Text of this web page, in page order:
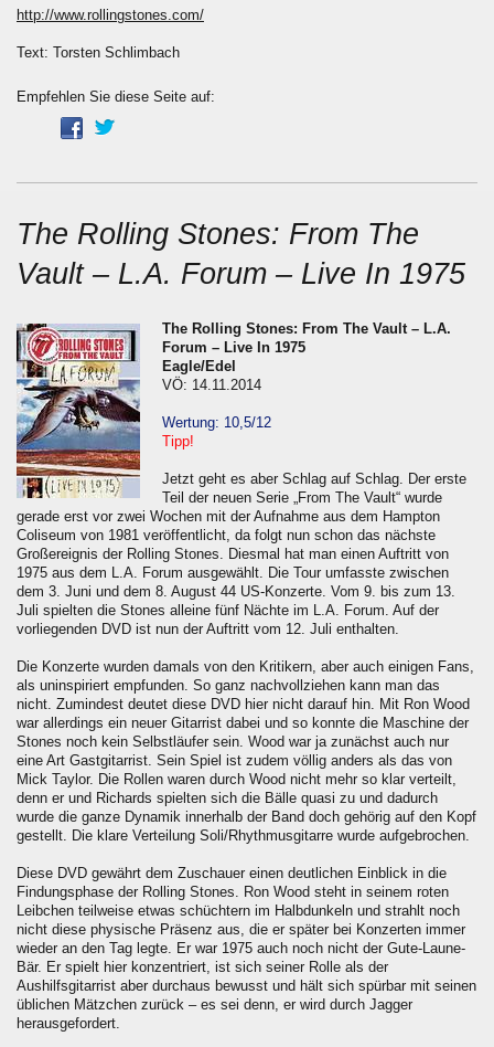
http://www.rollingstones.com/
Text: Torsten Schlimbach
Empfehlen Sie diese Seite auf:
The Rolling Stones: From The
Vault – L.A. Forum – Live In 1975
The Rolling Stones: From The Vault – L.A.
Forum – Live In 1975
Eagle/Edel
VÖ: 14.11.2014
Wertung: 10,5/12
Tipp!
Jetzt geht es aber Schlag auf Schlag. Der erste
Teil der neuen Serie „From The Vault“ wurde
gerade erst vor zwei Wochen mit der Aufnahme aus dem Hampton
Coliseum von 1981 veröffentlicht, da folgt nun schon das nächste
Großereignis der Rolling Stones. Diesmal hat man einen Auftritt von
1975 aus dem L.A. Forum ausgewählt. Die Tour umfasste zwischen
dem 3. Juni und dem 8. August 44 US-Konzerte. Vom 9. bis zum 13.
Juli spielten die Stones alleine fünf Nächte im L.A. Forum. Auf der
vorliegenden DVD ist nun der Auftritt vom 12. Juli enthalten.
Die Konzerte wurden damals von den Kritikern, aber auch einigen Fans,
als uninspiriert empfunden. So ganz nachvollziehen kann man das
nicht. Zumindest deutet diese DVD hier nicht darauf hin. Mit Ron Wood
war allerdings ein neuer Gitarrist dabei und so konnte die Maschine der
Stones noch kein Selbstläufer sein. Wood war ja zunächst auch nur
eine Art Gastgitarrist. Sein Spiel ist zudem völlig anders als das von
Mick Taylor. Die Rollen waren durch Wood nicht mehr so klar verteilt,
denn er und Richards spielten sich die Bälle quasi zu und dadurch
wurde die ganze Dynamik innerhalb der Band doch gehörig auf den Kopf
gestellt. Die klare Verteilung Soli/Rhythmusgitarre wurde aufgebrochen.
Diese DVD gewährt dem Zuschauer einen deutlichen Einblick in die
Findungsphase der Rolling Stones. Ron Wood steht in seinem roten
Leibchen teilweise etwas schüchtern im Halbdunkeln und strahlt noch
nicht diese physische Präsenz aus, die er später bei Konzerten immer
wieder an den Tag legte. Er war 1975 auch noch nicht der Gute-Laune-
Bär. Er spielt hier konzentriert, ist sich seiner Rolle als der
Aushilfsgitarrist aber durchaus bewusst und hält sich spürbar mit seinen
üblichen Mätzchen zurück – es sei denn, er wird durch Jagger
herausgefordert.